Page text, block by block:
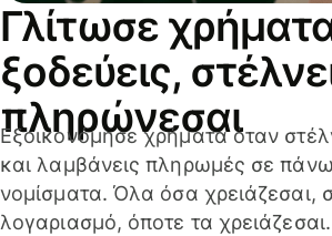
Γλίτωσε
ξοδεύεις,
πληρώνεσαι
Εξοικονόμησε χρήματα όταν
και λαμβάνεις πληρωμές σε
νομίσματα. Όλα όσα χρειάζεσαι,
λογαριασμό, όποτε τα χρειάζεσαι.